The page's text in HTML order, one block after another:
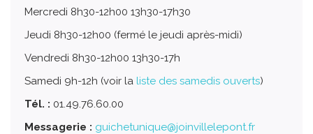
Mercredi 8h30-12h00 13h30-17h30
Jeudi 8h30-12h00 (fermé le jeudi après-midi)
Vendredi 8h30-12h00 13h30-17h
Samedi 9h-12h (voir la liste des samedis ouverts)
Tél. : 01.49.76.60.00
Messagerie : guichetunique@joinvillelepont.fr